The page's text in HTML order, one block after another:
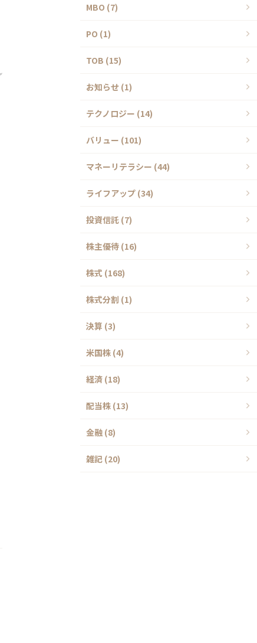
MBO (7)
PO (1)
TOB (15)
お知らせ (1)
テクノロジー (14)
バリュー (101)
マネーリテラシー (44)
ライフアップ (34)
投資信託 (7)
株主優待 (16)
株式 (168)
株式分割 (1)
決算 (3)
米国株 (4)
経済 (18)
配当株 (13)
金融 (8)
雑記 (20)